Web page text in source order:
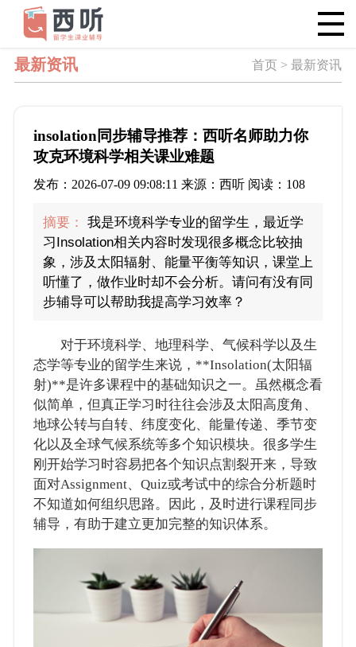
最新资讯 首页 > 最新资讯
insolation同步辅导推荐：西听名师助力你
攻克环境科学相关课业难题
发布：2026-07-09 09:08:11 来源：西听 阅读：108
摘要：
我是环境科学专业的留学生，最近学
习Insolation相关内容时发现很多概念比较抽
象，涉及太阳辐射、能量平衡等知识，课堂上
听懂了，做作业时却不会分析。请问有没有同
步辅导可以帮助我提高学习效率？
对于环境科学、地理科学、气候科学以及生
态学等专业的留学生来说，**Insolation(太阳辐
射)**是许多课程中的基础知识之一。虽然概念看
似简单，但真正学习时往往会涉及太阳高度角、
地球公转与自转、纬度变化、能量传递、季节变
化以及全球气候系统等多个知识模块。很多学生
刚开始学习时容易把各个知识点割裂开来，导致
面对Assignment、Quiz或考试中的综合分析题时
不知道如何组织思路。因此，及时进行课程同步
辅导，有助于建立更加完整的知识体系。